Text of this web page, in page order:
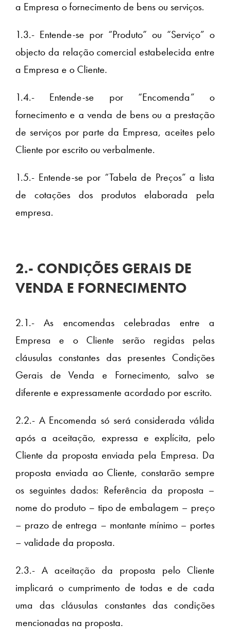
a Empresa o fornecimento de bens ou serviços.
1.3.- Entende-se por “Produto” ou “Serviço” o
objecto da relação comercial estabelecida entre
a Empresa e o Cliente.
1.4.- Entende-se por “Encomenda” o
fornecimento e a venda de bens ou a prestação
de serviços por parte da Empresa, aceites pelo
Cliente por escrito ou verbalmente.
1.5.- Entende-se por “Tabela de Preços” a lista
de cotações dos produtos elaborada pela
empresa.
2.- CONDIÇÕES GERAIS DE
VENDA E FORNECIMENTO
2.1.- As encomendas celebradas entre a
Empresa e o Cliente serão regidas pelas
cláusulas constantes das presentes Condições
Gerais de Venda e Fornecimento, salvo se
diferente e expressamente acordado por escrito.
2.2.- A Encomenda só será considerada válida
após a aceitação, expressa e explícita, pelo
Cliente da proposta enviada pela Empresa. Da
proposta enviada ao Cliente, constarão sempre
os seguintes dados: Referência da proposta –
nome do produto – tipo de embalagem – preço
– prazo de entrega – montante mínimo – portes
– validade da proposta.
2.3.- A aceitação da proposta pelo Cliente
implicará o cumprimento de todas e de cada
uma das cláusulas constantes das condições
mencionadas na proposta.